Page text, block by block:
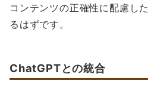
コンテンツの正確性に配慮し
るはずです。
ChatGPTとの統合